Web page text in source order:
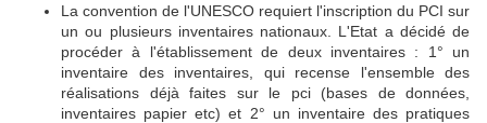
La convention de l'UNESCO requiert l'inscription du PCI sur
un ou plusieurs inventaires nationaux. L'Etat a décidé de
procéder à l'établissement de deux inventaires : 1° un
inventaire des inventaires, qui recense l'ensemble des
réalisations déjà faites sur le pci (bases de données,
inventaires papier etc) et 2° un inventaire des pratiques